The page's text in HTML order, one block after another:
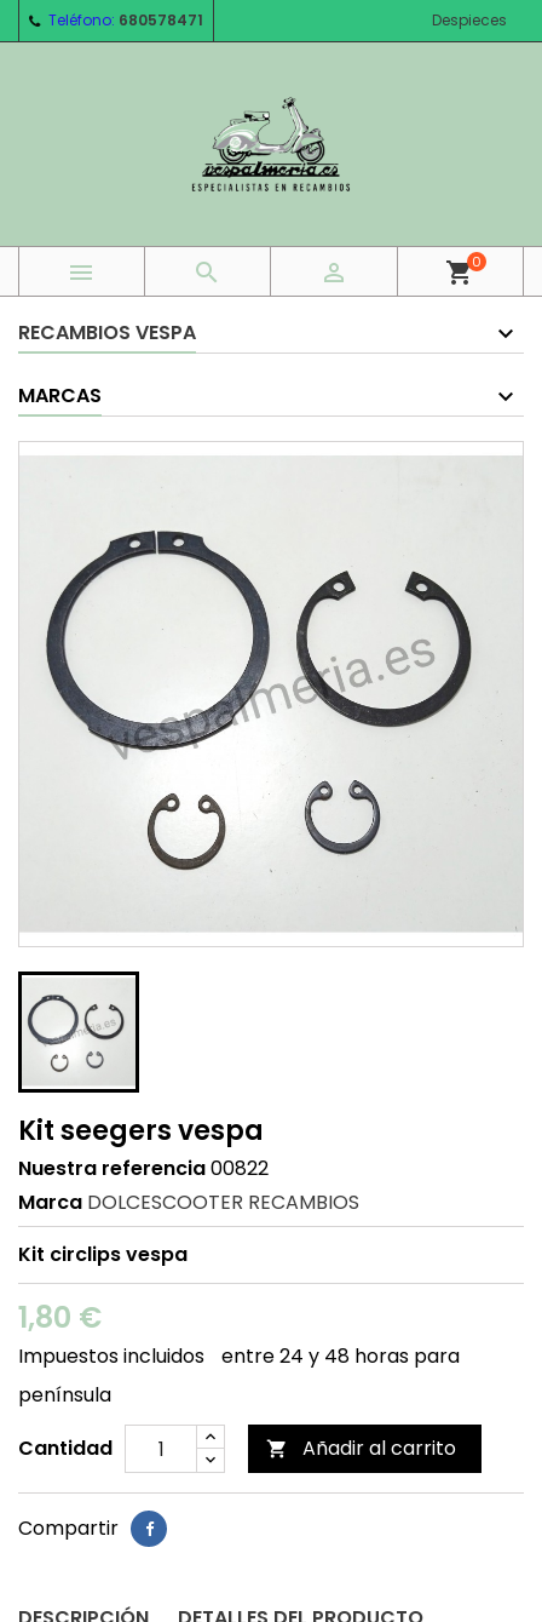
Teléfono: 680578471 Despieces
   shopping_cart0
RECAMBIOS VESPA
MARCAS
Kit seegers vespa
Nuestra referencia00822
Marca DOLCESCOOTER RECAMBIOS
Kit circlips vespa
1,80 €
Impuestos incluidos
entre 24 y 48 horas para
península
Cantidad
 Añadir al carrito
Compartir